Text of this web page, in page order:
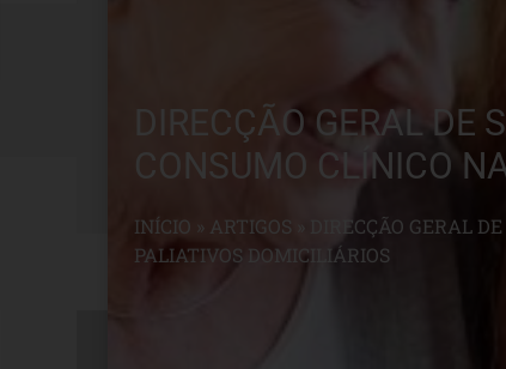
DIRECÇÃO GERAL DE
CONSUMO CLÍNICO
INÍCIO » ARTIGOS
DIRECÇÃO GERAL
PALIATIVOS DOMICILIÁRIOS